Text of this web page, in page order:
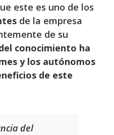
este es uno de los
de la empresa
de su
conocimiento ha
y los autónomos
de este
del